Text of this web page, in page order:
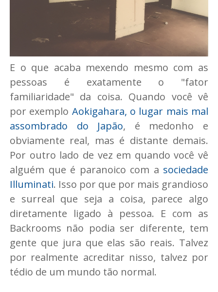
E o que acaba mexendo mesmo com as
pessoas é exatamente o "fator
familiaridade" da coisa. Quando você vê
por exemplo Aokigahara, o lugar mais mal
assombrado do Japão, é medonho e
obviamente real, mas é distante demais.
Por outro lado de vez em quando você vê
alguém que é paranoico com a sociedade
Illuminati. Isso por que por mais grandioso
e surreal que seja a coisa, parece algo
diretamente ligado à pessoa. E com as
Backrooms não podia ser diferente, tem
gente que jura que elas são reais. Talvez
por realmente acreditar nisso, talvez por
tédio de um mundo tão normal.